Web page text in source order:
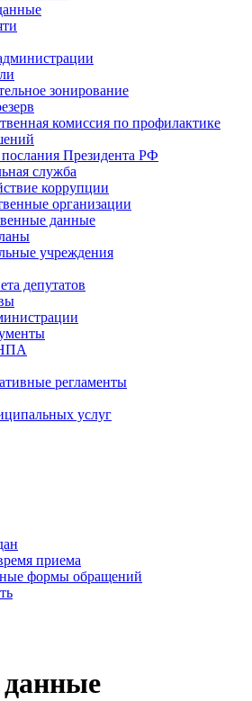
зонирование
комиссия по профилактике
послания Президента РФ
служба
коррупции
организации
данные
учреждения
депутатов
регламенты
услуг
приема
формы обращений